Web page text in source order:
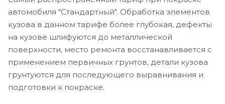
автомобиля "Стандартный". Обработка элементов
кузова в данном тарифе более глубокая, дефекты
на кузове шлифуются до металлической
поверхности, место ремонта восстанавливается с
применением первичных грунтов, детали кузова
грунтуются для последующего выравнивания и
подготовки к покраске.